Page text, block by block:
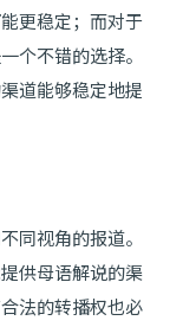
更稳定；而对于
个不错的选择。
道能够稳定地提
同视角的报道。
供母语解说的渠
法的转播权也必